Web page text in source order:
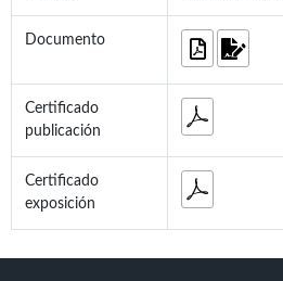
Documento
Certificado
publicación
Certificado
exposición